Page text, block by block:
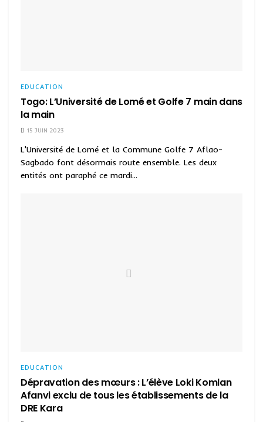
EDUCATION
Togo: L’Université de Lomé et Golfe 7 main dans
la main
15 JUIN 2023
L'Université de Lomé et la Commune Golfe 7 Aflao-
Sagbado font désormais route ensemble. Les deux
entités ont paraphé ce mardi...
EDUCATION
Dépravation des mœurs : L’élève Loki Komlan
Afanvi exclu de tous les établissements de la
DRE Kara